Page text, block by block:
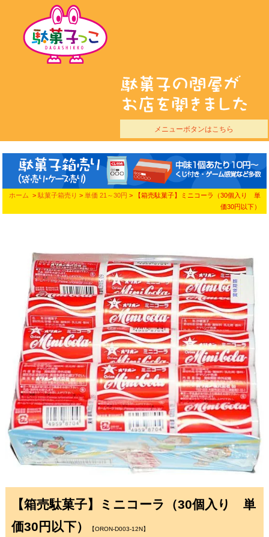
メニューボタンはこちら
ホーム > 駄菓子箱売り > 単価 21～30円 > 【箱売駄菓子】ミニコーラ（30個入り 単
価30円以下）
【箱売駄菓子】ミニコーラ（30個入り 単
価30円以下）
【ORON-D003-12N】